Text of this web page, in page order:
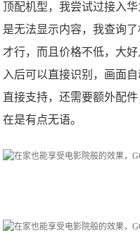
顶配机型，我尝试过接入
是无法显示内容，我查询
才行，而且价格不低，大
入后可以直接识别，画面
直接支持，还需要额外配
在是有点无语。